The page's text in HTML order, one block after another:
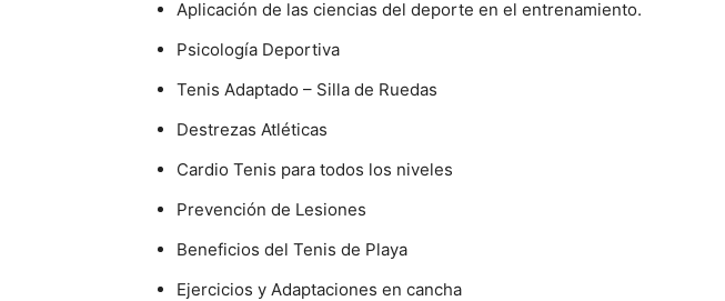
Aplicación de las ciencias del deporte en el entrenamiento.
Psicología Deportiva
Tenis Adaptado – Silla de Ruedas
Destrezas Atléticas
Cardio Tenis para todos los niveles
Prevención de Lesiones
Beneficios del Tenis de Playa
Ejercicios y Adaptaciones en cancha